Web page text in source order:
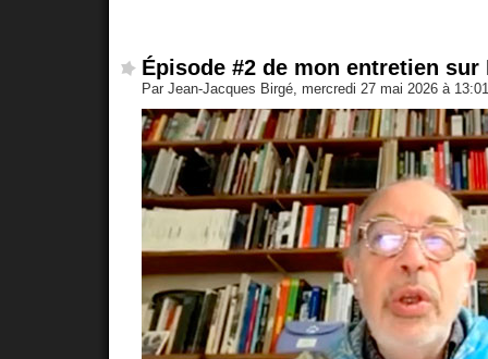
Épisode #2 de mon entretien sur
Par Jean-Jacques Birgé, mercredi 27 mai 2026 à